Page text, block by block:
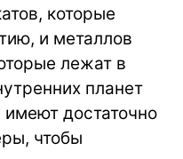
которые
и металлов
лежат в
планет
достаточно
чтобы